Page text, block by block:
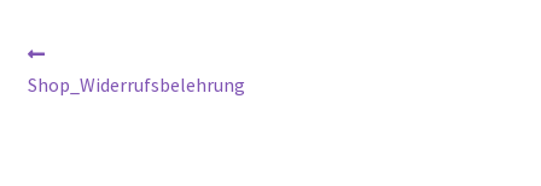
Richtlinie für Rückerstattungen und Rückgaben
Beitrags-
Navigation
Beitrag:
Shop_Widerrufsbelehrung